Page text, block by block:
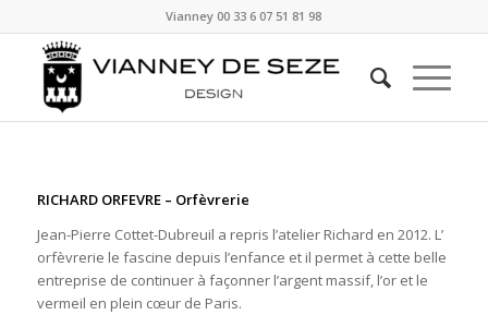
Vianney00 33 6 07 51 81 98
RICHARD ORFEVRE – Orfèvrerie
Jean-Pierre Cottet-Dubreuil a repris l’atelier Richard en 2012. L’
orfèvrerie le fascine depuis l’enfance et il permet à cette belle
entreprise de continuer à façonner l’argent massif, l’or et le
vermeil en plein cœur de Paris.